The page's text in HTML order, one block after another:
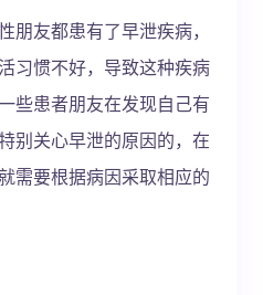
朋友都患有了早泄疾病，
习惯不好，导致这种疾病
些患者朋友在发现自己有
别关心早泄的原因的，在
需要根据病因采取相应的